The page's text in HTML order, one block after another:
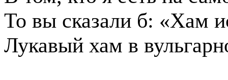
То вы сказали б: «Хам
Лукавый хам в